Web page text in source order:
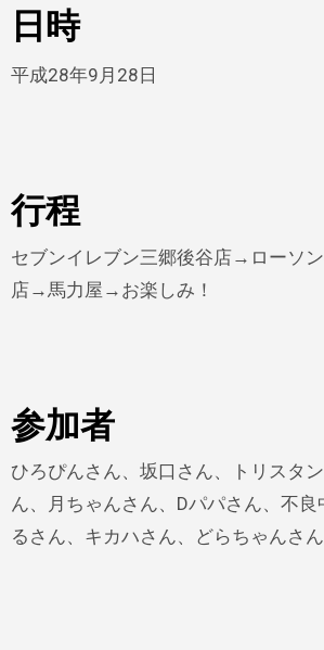
日時
平成28年9月28日
行程
セブンイレブン三郷後谷店→ローソ
店→馬力屋→お楽しみ！
参加者
ひろぴんさん、坂口さん、トリスタ
ん、月ちゃんさん、Dパパさん、不
るさん、キカハさん、どらちゃんさ